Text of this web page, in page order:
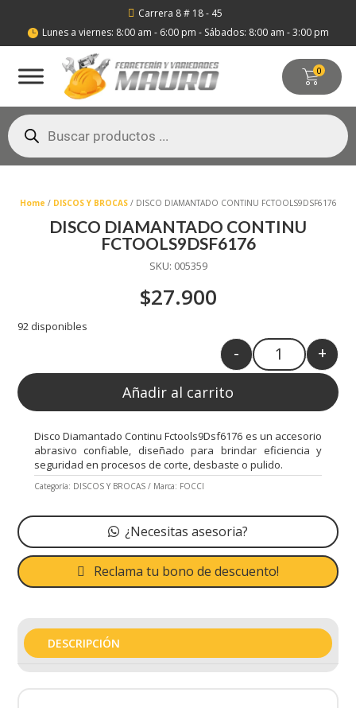
 Carrera 8 # 18 - 45
 Lunes a viernes: 8:00 am - 6:00 pm - Sábados: 8:00 am - 3:00 pm
0
Búsqueda
de
productos
Home / DISCOS Y BROCAS/ DISCO DIAMANTADO CONTINU FCTOOLS9DSF6176
DISCO DIAMANTADO CONTINU
FCTOOLS9DSF6176
SKU: 005359
$27.900
92 disponibles
Quantity
- +
Añadir al carrito
Disco Diamantado Continu Fctools9Dsf6176 es un accesorio
abrasivo confiable, diseñado para brindar eficiencia y
seguridad en procesos de corte, desbaste o pulido.
Categoría: DISCOS Y BROCAS Marca: FOCCI
¿Necesitas asesoria?
Reclama tu bono de descuento!
DESCRIPCIÓN